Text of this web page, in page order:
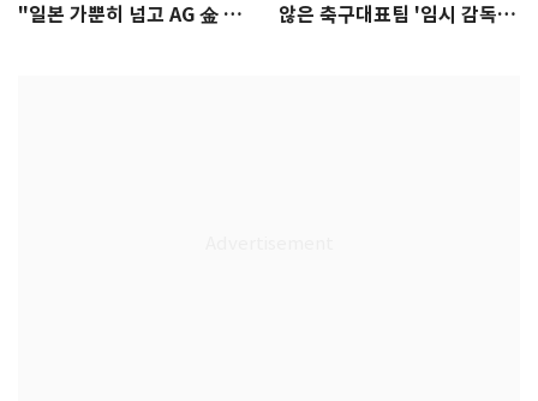
"일본 가뿐히 넘고 AG 金 따겠
않은 축구대표팀 '임시 감독'